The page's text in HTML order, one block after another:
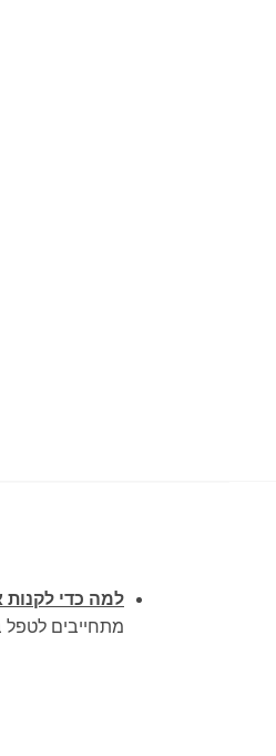
למה כדי לקנות
מתחייבים לטפל